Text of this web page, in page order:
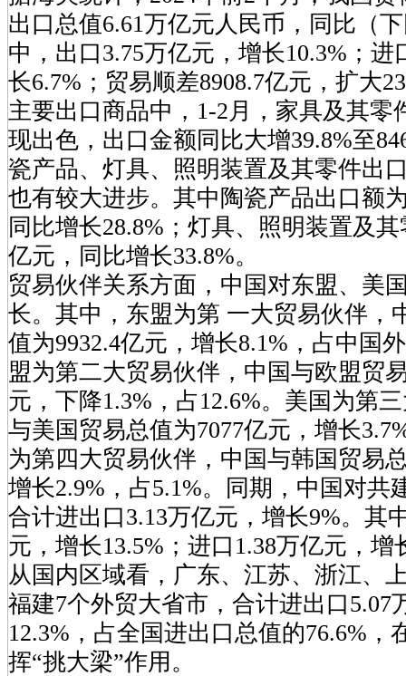
出口总值6.61万亿元人民币，同比（
中，出口3.75万亿元，增长10.3%；进
长6.7%；贸易顺差8908.7亿元，扩大
主要出口商品中，1-2月，家具及其零
现出色，出口金额同比大增39.8%至
瓷产品、灯具、照明装置及其零件出
也有较大进步。其中陶瓷产品出口额
同比增长28.8%；灯具、照明装置及
亿元，同比增长33.8%。
贸易伙伴关系方面，中国对东盟、美
长。其中，东盟为第 一大贸易伙伴，
值为9932.4亿元，增长8.1%，占中国
盟为第二大贸易伙伴，中国与欧盟贸
元，下降1.3%，占12.6%。美国为第
与美国贸易总值为7077亿元，增长
为第四大贸易伙伴，中国与韩国贸易
增长2.9%，占5.1%。同期，中国对共
合计进出口3.13万亿元，增长9%。其
元，增长13.5%；进口1.38万亿元，增
从国内区域看，广东、江苏、浙江、
福建7个外贸大省市，合计进出口5.07
12.3%，占全国进出口总值的76.6%，
挥“挑大梁”作用。